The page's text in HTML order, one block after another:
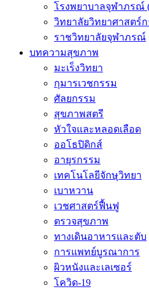
โรงพยาบาลจุฬาภรณ์
วิทยาลัยวิทยาศาสตร์
ราชวิทยาลัยจุฬาภรณ์
บทความสุขภาพ
มะเร็งวิทยา
กุมารเวชกรรม
ศัลยกรรม
สุขภาพสตรี
หัวใจและหลอดเลือด
ออโธปิดิกส์
อายุรกรรม
เทคโนโลยีจักษุวิทยา
เบาหวาน
เวชศาสตร์ฟื้นฟู
ตรวจสุขภาพ
ทางเดินอาหารและตับ
การแพทย์บูรณาการ
ผิวหนังและเลเซอร์
โควิด-19